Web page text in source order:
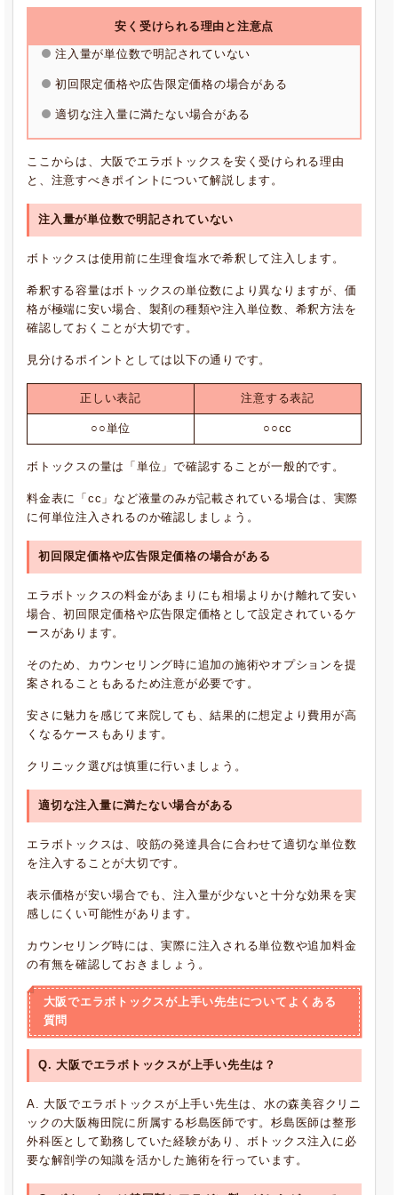
安く受けられる理由と注意点
注入量が単位数で明記されていない
初回限定価格や広告限定価格の場合がある
適切な注入量に満たない場合がある
ここからは、大阪でエラボトックスを安く受けられる理由
と、注意すべきポイントについて解説します。
注入量が単位数で明記されていない
ボトックスは使用前に生理食塩水で希釈して注入します。
希釈する容量はボトックスの単位数により異なりますが、価
格が極端に安い場合、製剤の種類や注入単位数、希釈方法を
確認しておくことが大切です。
見分けるポイントとしては以下の通りです。
正しい表記 注意する表記
○○単位 ○○cc
ボトックスの量は「単位」で確認することが一般的です。
料金表に「cc」など液量のみが記載されている場合は、実際
に何単位注入されるのか確認しましょう。
初回限定価格や広告限定価格の場合がある
エラボトックスの料金があまりにも相場よりかけ離れて安い
場合、初回限定価格や広告限定価格として設定されているケ
ースがあります。
そのため、カウンセリング時に追加の施術やオプションを提
案されることもあるため注意が必要です。
安さに魅力を感じて来院しても、結果的に想定より費用が高
くなるケースもあります。
クリニック選びは慎重に行いましょう。
適切な注入量に満たない場合がある
エラボトックスは、咬筋の発達具合に合わせて適切な単位数
を注入することが大切です。
表示価格が安い場合でも、注入量が少ないと十分な効果を実
感しにくい可能性があります。
カウンセリング時には、実際に注入される単位数や追加料金
の有無を確認しておきましょう。
大阪でエラボトックスが上手い先生についてよくある
質問
Q. 大阪でエラボトックスが上手い先生は？
A. 大阪でエラボトックスが上手い先生は、水の森美容クリニ
ックの大阪梅田院に所属する杉島医師です。杉島医師は整形
外科医として勤務していた経験があり、ボトックス注入に必
要な解剖学の知識を活かした施術を行っています。